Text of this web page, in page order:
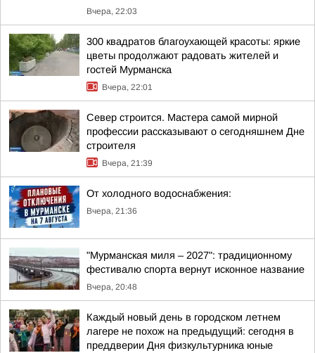
Вчера, 22:03
300 квадратов благоухающей красоты: яркие
цветы продолжают радовать жителей и
гостей Мурманска
Вчера, 22:01
Север строится. Мастера самой мирной
профессии рассказывают о сегодняшнем Дне
строителя
Вчера, 21:39
От холодного водоснабжения:
Вчера, 21:36
"Мурманская миля – 2027": традиционному
фестивалю спорта вернут исконное название
Вчера, 20:48
Каждый новый день в городском летнем
лагере не похож на предыдущий: сегодня в
преддверии Дня физкультурника юные